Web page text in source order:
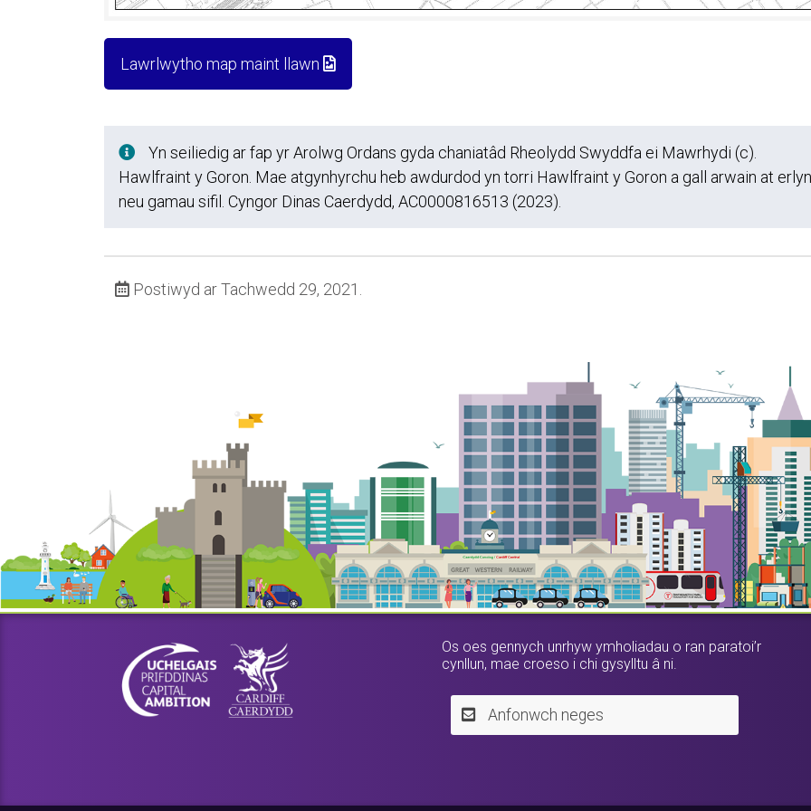
Lawrlwytho map maint llawn
Yn seiliedig ar fap yr Arolwg Ordans gyda chaniatâd Rheolydd Swyddfa ei Mawrhydi (c).
Hawlfraint y Goron. Mae atgynhyrchu heb awdurdod yn torri Hawlfraint y Goron a gall arwain at erlyn
neu gamau sifil. Cyngor Dinas Caerdydd, AC0000816513 (2023).
Postiwyd ar Tachwedd 29, 2021.
Os oes gennych unrhyw ymholiadau o ran paratoi’r
cynllun, mae croeso i chi gysylltu â ni.
Anfonwch neges